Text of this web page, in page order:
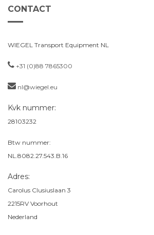
CONTACT
WIEGEL Transport Equipment NL
+31 (0)88 7865300
nl@wiegel.eu
Kvk nummer:
28103232
Btw nummer:
NL.8082.27.543.B.16
Adres:
Carolus Clusiuslaan 3
2215RVVoorhout
Nederland